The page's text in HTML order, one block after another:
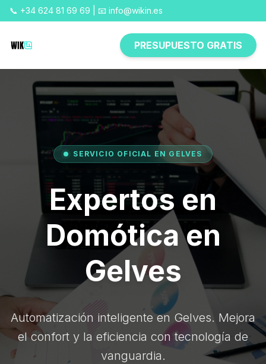
📞 +34 624 81 69 69 | 📧 info@wikin.es
PRESUPUESTO GRATIS
SERVICIO OFICIAL EN GELVES
Expertos en
Domótica en
Gelves
Automatización inteligente en Gelves. Mejora
el confort y la eficiencia con tecnología de
vanguardia.